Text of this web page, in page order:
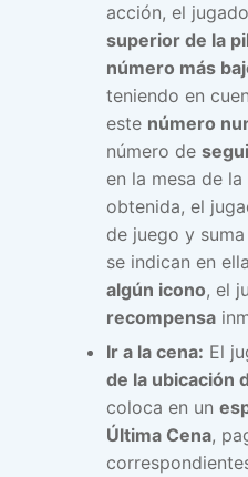
acción, el
superior de la
número más
teniendo en
este número
número de
en la mesa de la
obtenida, el
de juego y
se indican en
algún icono, el
recompensa
Ir a la cena: El
de la ubicación
coloca en un
Última Cena,